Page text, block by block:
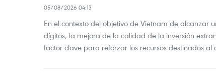
05/08/2026 04:13
En el contexto del objetivo de Vietnam de alcanzar
dígitos, la mejora de la calidad de la inversión
factor clave para reforzar los recursos destinados al